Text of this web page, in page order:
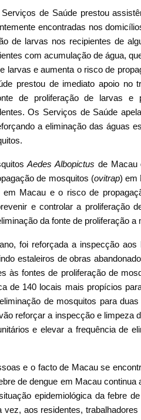
de Saúde prestou
encontradas nos
de larvas nos recipientes de
com acumulação de água,
larvas e aumenta o risco de
prestou de imediato apoio no
de proliferação de larvas e
Os Serviços de Saúde
a eliminação das águas
Aedes Albopictus de Macau
de mosquitos (ovitrap) em
em Macau e o risco de
e controlar a proliferação
da fonte de proliferação a
foi reforçada a inspecção
estaleiros de obras
às fontes de proliferação de
de 140 locais mais propícios
de mosquitos para
reforçar a inspecção e limpeza
e elevar a frequência de
e o facto de Macau se
de dengue em Macau
epidemiológica da febre
aos residentes,